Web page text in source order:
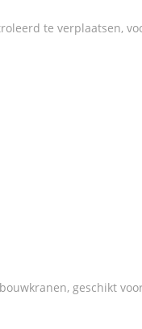
te verplaatsen,
geschikt